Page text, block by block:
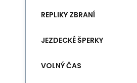
REPLIKY ZBRANÍ
JEZDECKÉ ŠPERKY
VOLNÝ ČAS